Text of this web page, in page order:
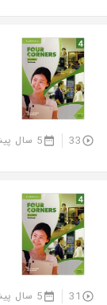
33 5 سال پیش
31 5 سال پیش